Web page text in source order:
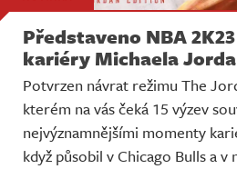
Představeno NBA
kariéry Michaela
Potvrzen návrat režimu The
kterém na vás čeká 15 výzev
nejvýznamnějšími momenty
když působil v Chicago Bulls a